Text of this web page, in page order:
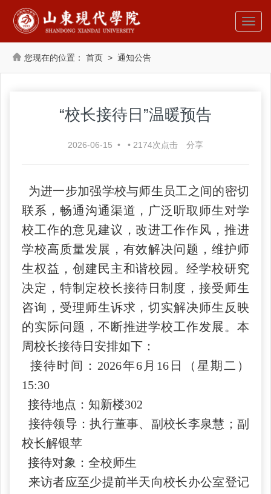
首页 > 通知公告
“校长接待日”温暖预告
2026-06-15 • • 2174次点击 分享
为进一步加强学校与师生员工之间的密切
联系，畅通沟通渠道，广泛听取师生对学
校工作的意见建议，改进工作作风，推进
学校高质量发展，有效解决问题，维护师
生权益，创建民主和谐校园。经学校研究
决定，特制定校长接待日制度，接受师生
咨询，受理师生诉求，切实解决师生反映
的实际问题，不断推进学校工作发展。本
周校长接待日安排如下：
接待时间：2026年6月16日（星期二）
15:30
接待地点：知新楼302
接待领导：执行董事、副校长李泉慧；副
校长解银苹
接待对象：全校师生
来访者应至少提前半天向校长办公室登记